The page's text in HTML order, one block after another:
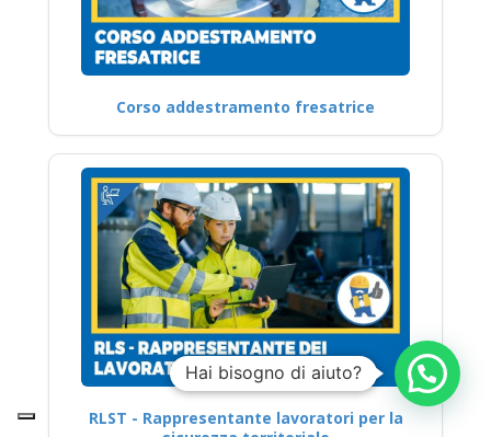
Corso addestramento fresatrice
RLST - Rappresentante lavoratori per la
Hai bisogno di aiuto?